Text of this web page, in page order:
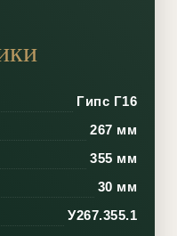
Гипс Г16
267 мм
355 мм
30 мм
У267.355.1